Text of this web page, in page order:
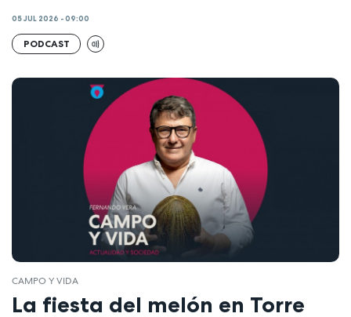
05 JUL 2026 - 09:00
PODCAST
CAMPO Y VIDA
La fiesta del melón en Torre